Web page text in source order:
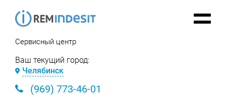
Сервисный центр
Ваш текущий город:
Челябинск
(969) 773-46-01